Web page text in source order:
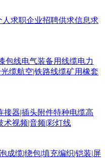
人求职企业招聘供求信息求
包线电气装备用线缆电力
缆航空|铁路线缆矿用橡套
接器|插头附件特种电缆高
术视频|音频|彩灯线
成缆|绕包|填充编织|铠装|屏